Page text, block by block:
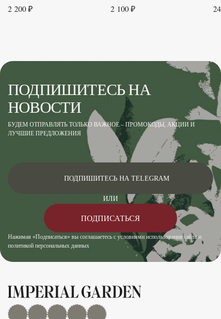
2 200 ₽ 2 100 ₽
ПОДПИШИТЕСЬ НА
НОВОСТИ
БУДЕМ ОТПРАВЛЯТЬ ТОЛЬКО ВАЖНОЕ – ПРОМОКОДЫ, АКЦИИ И
ЛУЧШИЕ ПРЕДЛОЖЕНИЯ
Нажимая «Подписаться» вы соглашаетесь с условиями использования сайта и
политикой персональных данных
ПОДПИШИТЕСЬ НА TELEGRAM
ИЛИ
ПОДПИСАТЬСЯ
MAX Дзен YouTuberutubeTelegram